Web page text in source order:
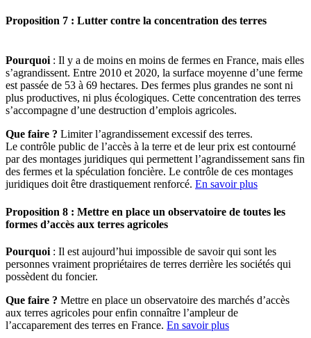
Proposition 7 : Lutter contre la concentration des terres
Pourquoi: Il y a de moins en moins de fermes en France, mais elles
s’agrandissent. Entre 2010 et 2020, la surface moyenne d’une ferme
est passée de 53 à 69 hectares. Des fermes plus grandes ne sont ni
plus productives, ni plus écologiques. Cette concentration des terres
s’accompagne d’une destruction d’emplois agricoles.
Que faire ? Limiter l’agrandissement excessif des terres.
Le contrôle public de l’accès à la terre et de leur prix est contourné
par des montages juridiques qui permettent l’agrandissement sans fin
des fermes et la spéculation foncière. Le contrôle de ces montages
juridiques doit être drastiquement renforcé. En savoir plus
Proposition 8 : Mettre en place un observatoire de toutes les
formes d’accès aux terres agricoles
Pourquoi : Il est aujourd’hui impossible de savoir qui sont les
personnes vraiment propriétaires de terres derrière les sociétés qui
possèdent du foncier.
Que faire ? Mettre en place un observatoire des marchés d’accès
aux terres agricoles pour enfin connaître l’ampleur de
l’accaparement des terres en France. En savoir plus